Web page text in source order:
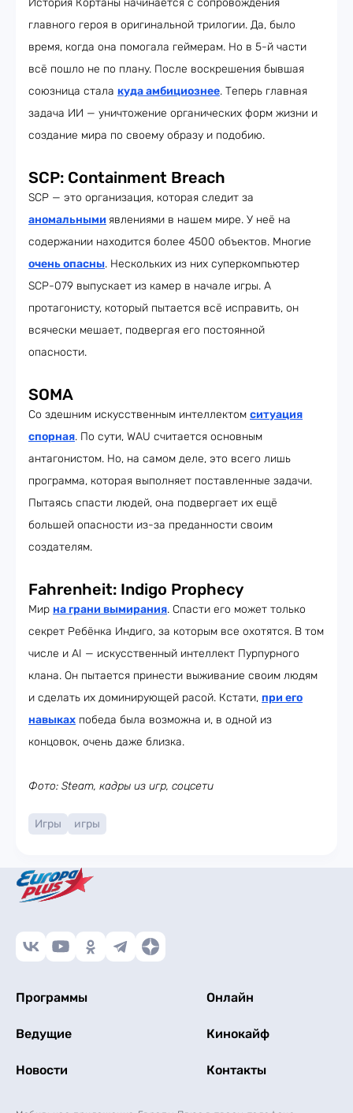
История Кортаны начинается с сопровождения
главного героя в оригинальной трилогии. Да, было
время, когда она помогала геймерам. Но в 5-й части
всё пошло не по плану. После воскрешения бывшая
союзница стала куда амбициознее. Теперь главная
задача ИИ — уничтожение органических форм жизни и
создание мира по своему образу и подобию.
SCP: Containment Breach
SCP — это организация, которая следит за
аномальными явлениями в нашем мире. У неё на
содержании находится более 4500 объектов. Многие
очень опасны. Нескольких из них суперкомпьютер
SCP-079 выпускает из камер в начале игры. А
протагонисту, который пытается всё исправить, он
всячески мешает, подвергая его постоянной
опасности.
SOMA
Со здешним искусственным интеллектом ситуация
спорная. По сути, WAU считается основным
антагонистом. Но, на самом деле, это всего лишь
программа, которая выполняет поставленные задачи.
Пытаясь спасти людей, она подвергает их ещё
большей опасности из-за преданности своим
создателям.
Fahrenheit: Indigo Prophecy
Мир на грани вымирания. Спасти его может только
секрет Ребёнка Индиго, за которым все охотятся. В том
числе и AI — искусственный интеллект Пурпурного
клана. Он пытается принести выживание своим людям
и сделать их доминирующей расой. Кстати, при его
навыках победа была возможна и, в одной из
концовок, очень даже близка.
Фото: Steam, кадры из игр, соцсети
Игры игры
Программы Онлайн
Ведущие Кинокайф
Новости Контакты